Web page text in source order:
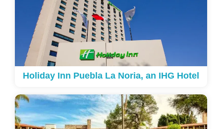
Holiday Inn Puebla La Noria, an IHG Hotel